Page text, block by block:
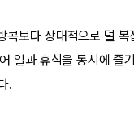
콕보다 상대적으로 덜
일과 휴식을 동시에 즐
.